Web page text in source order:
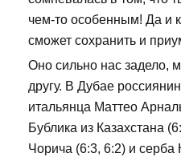
чем-то особенным! Да и
сможет сохранить и
Оно сильно нас задело,
другу. В Дубае
итальянца Маттео
Бублика из Казахстана
Чорича (6:3, 6:2) и